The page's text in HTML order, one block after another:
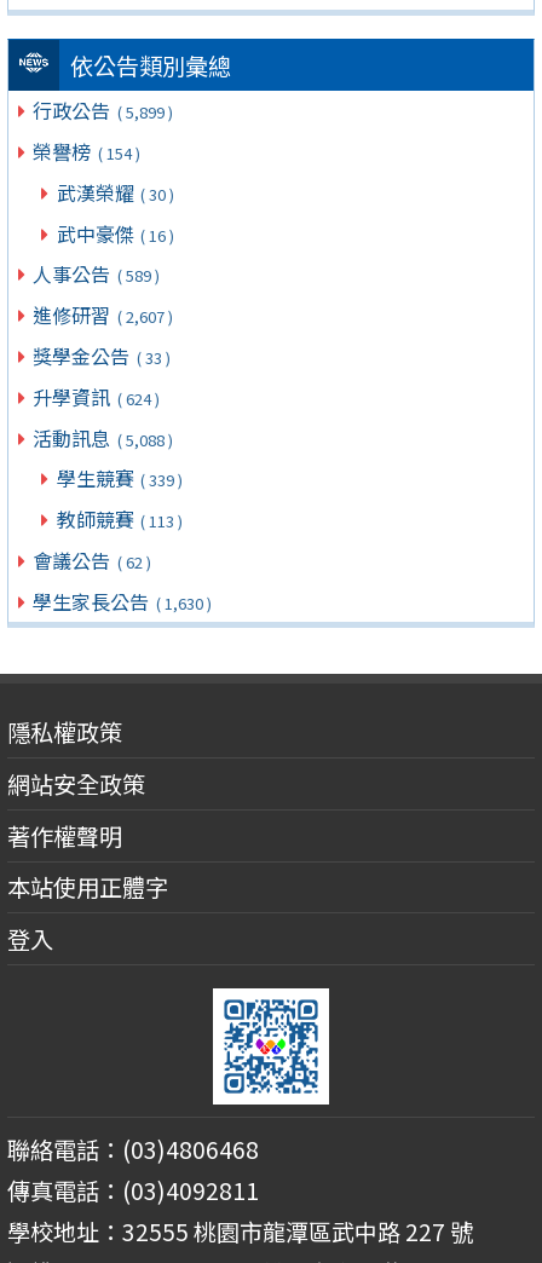
依公告類別彙總
行政公告 ( 5,899 )
榮譽榜 ( 154 )
武漢榮耀 ( 30 )
武中豪傑 ( 16 )
人事公告 ( 589 )
進修研習 ( 2,607 )
獎學金公告 ( 33 )
升學資訊 ( 624 )
活動訊息 ( 5,088 )
學生競賽 ( 339 )
教師競賽 ( 113 )
會議公告 ( 62 )
學生家長公告 ( 1,630 )
隱私權政策
網站安全政策
著作權聲明
本站使用正體字
登入
聯絡電話：(03)4806468
傳真電話：(03)4092811
學校地址：32555 桃園市龍潭區武中路 227 號